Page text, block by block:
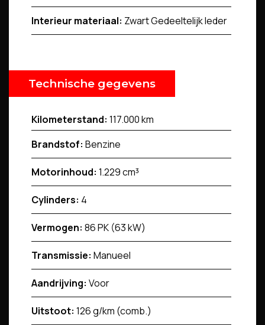
Interieur materiaal: Zwart Gedeeltelijk leder
Technische gegevens
Kilometerstand: 117.000 km
Brandstof: Benzine
Motorinhoud: 1.229 cm³
Cylinders: 4
Vermogen: 86 PK (63 kW)
Transmissie: Manueel
Aandrijving: Voor
Uitstoot: 126 g/km (comb.)